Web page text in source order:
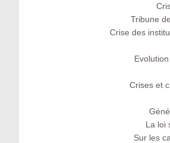
Tribune
Crise des
Crises et
La loi
Sur les